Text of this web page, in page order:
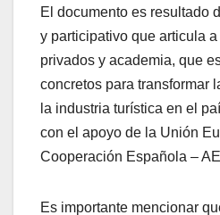
El documento es resultado
y participativo que articula
privados y academia, que
concretos para transformar
la industria turística en el
con el apoyo de la Unión
Cooperación Española –
Es importante mencionar